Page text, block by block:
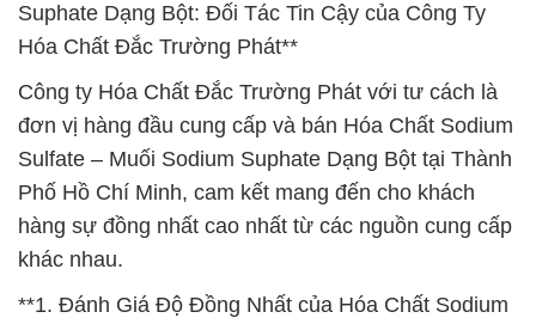
Suphate Dạng Bột: Đối Tác Tin Cậy của Công Ty
Hóa Chất Đắc Trường Phát**
Công ty Hóa Chất Đắc Trường Phát với tư cách là
đơn vị hàng đầu cung cấp và bán Hóa Chất Sodium
Sulfate – Muối Sodium Suphate Dạng Bột tại Thành
Phố Hồ Chí Minh, cam kết mang đến cho khách
hàng sự đồng nhất cao nhất từ các nguồn cung cấp
khác nhau.
**1. Đánh Giá Độ Đồng Nhất của Hóa Chất Sodium